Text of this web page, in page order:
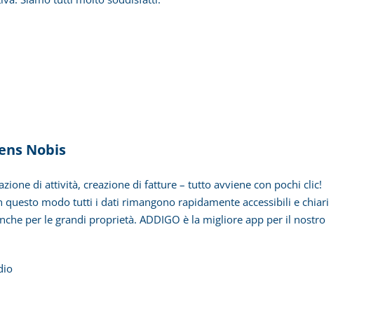
Nobis
di attività, creazione di fatture – tutto avviene con pochi clic!
questo modo tutti i dati rimangono rapidamente accessibili e chiari
per le grandi proprietà. ADDIGO è la migliore app per il nostro